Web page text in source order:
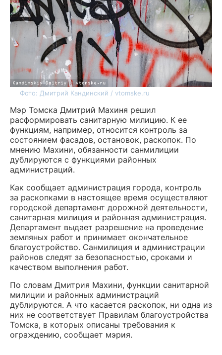
Фото: Дмитрий Кандинский / vtomske.ru
Мэр Томска Дмитрий Махиня решил
расформировать санитарную милицию. К ее
функциям, например, относится контроль за
состоянием фасадов, остановок, раскопок. По
мнению Махини, обязанности санмилиции
дублируются с функциями районных
администраций.
Как сообщает администрация города, контроль
за раскопками в настоящее время осуществляют
городской департамент дорожной деятельности,
санитарная милиция и районная администрация.
Департамент выдает разрешение на проведение
земляных работ и принимает окончательное
благоустройство. Санмилиция и администрации
районов следят за безопасностью, сроками и
качеством выполнения работ.
По словам Дмитрия Махини, функции санитарной
милиции и районных администраций
дублируются. А что касается раскопок, ни одна из
них не соответствует Правилам благоустройства
Томска, в которых описаны требования к
ограждению, сообщает мэрия.